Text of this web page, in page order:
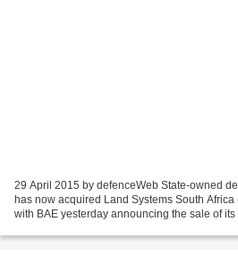
29 April 2015 by defenceWeb State-owned
has now acquired Land Systems South Africa
with BAE yesterday announcing the sale of